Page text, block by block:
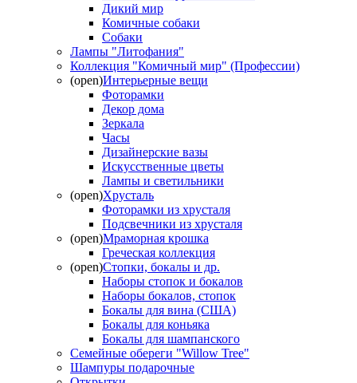
Дикий мир
Комичные собаки
Собаки
Лампы "Литофания"
Коллекция "Комичный мир" (Профессии)
(open)Интерьерные вещи
Фоторамки
Декор дома
Зеркала
Часы
Дизайнерские вазы
Искусственные цветы
Лампы и светильники
(open)Хрусталь
Фоторамки из хрусталя
Подсвечники из хрусталя
(open)Мраморная крошка
Греческая коллекция
(open)Стопки, бокалы и др.
Наборы стопок и бокалов
Наборы бокалов, стопок
Бокалы для вина (США)
Бокалы для коньяка
Бокалы для шампанского
Семейные обереги "Willow Tree"
Шампуры подарочные